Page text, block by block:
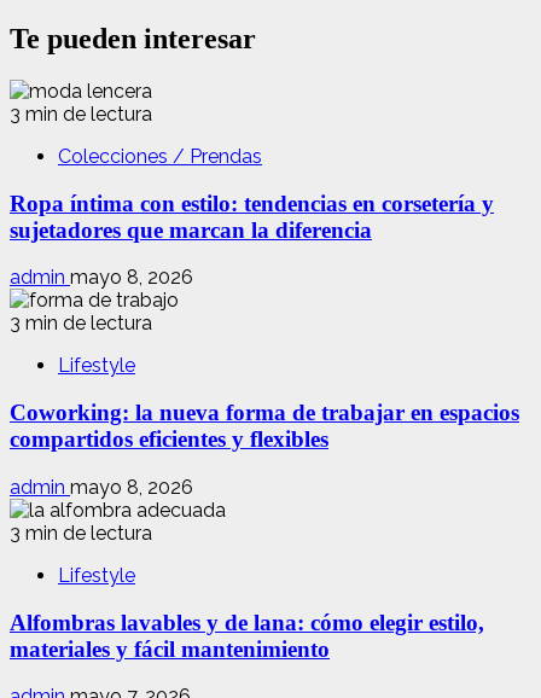
Te pueden interesar
3 min de lectura
Colecciones / Prendas
Ropa íntima con estilo: tendencias en corsetería y
sujetadores que marcan la diferencia
admin mayo 8, 2026
3 min de lectura
Lifestyle
Coworking: la nueva forma de trabajar en espacios
compartidos eficientes y flexibles
admin mayo 8, 2026
3 min de lectura
Lifestyle
Alfombras lavables y de lana: cómo elegir estilo,
materiales y fácil mantenimiento